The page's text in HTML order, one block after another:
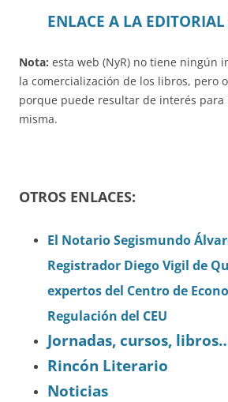
ENLACE A LA
Nota: esta web (NyR) no tiene ningún
la comercialización de los libros, pero
porque puede resultar de interés para
misma.
OTROS ENLACES:
El Notario Segismundo
Registrador Diego Vigil de
expertos del Centro de
Regulación del CEU
Jornadas, cursos,
Rincón Literario
Noticias